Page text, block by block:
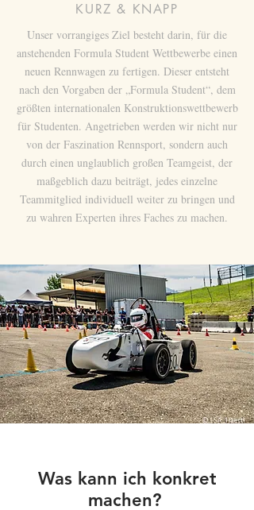
KURZ & KNAPP
Unser vorrangiges Ziel besteht darin, für die
anstehenden Formula Student Wettbewerbe einen
neuen Rennwagen zu fertigen. Dieser entsteht
nach den Vorgaben der „Formula Student“, dem
größten internationalen Konstruktionswettbewerb
für Studenten. Angetrieben werden wir nicht nur
von der Faszination Rennsport, sondern auch
durch einen unglaublich großen Teamgeist, der
maßgeblich dazu beiträgt, jedes einzelne
Teammitglied individuell weiter zu bringen und
zu wahren Experten ihres Faches zu machen.
Was kann ich konkret
machen?